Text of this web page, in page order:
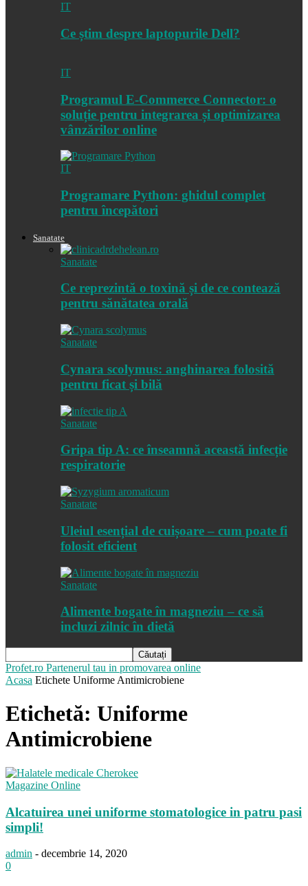
IT
Ce știm despre laptopurile Dell?
IT
Programul E-Commerce Connector: o
soluție pentru integrarea și optimizarea
vânzărilor online
IT
Programare Python: ghidul complet
pentru începători
Sanatate
Sanatate
Ce reprezintă o toxină și de ce contează
pentru sănătatea orală
Sanatate
Cynara scolymus: anghinarea folosită
pentru ficat și bilă
Sanatate
Gripa tip A: ce înseamnă această infecție
respiratorie
Sanatate
Uleiul esențial de cuișoare – cum poate fi
folosit eficient
Sanatate
Alimente bogate în magneziu – ce să
incluzi zilnic în dietă
Profet.ro Partenerul tau in promovarea online
Acasa Etichete Uniforme Antimicrobiene
Etichetă: Uniforme
Antimicrobiene
Magazine Online
Alcatuirea unei uniforme stomatologice in patru pasi
simpli!
admin - decembrie 14, 2020
0